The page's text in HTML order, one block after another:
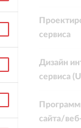
сервиса
Дизайн
сервиса
сайта/